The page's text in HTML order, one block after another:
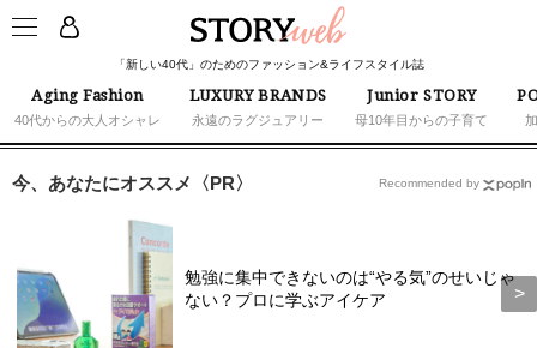
「新しい40代」のためのファッション&ライフスタイル誌
Aging Fashion
40代からの大人オシャレ
LUXURY BRANDS
永遠のラグジュアリー
Junior STORY
母10年目からの子育て
今、あなたにオススメ〈PR〉
勉強に集中できないのは“やる気”のせいじゃ
ない？プロに学ぶアイケア
Recommended by